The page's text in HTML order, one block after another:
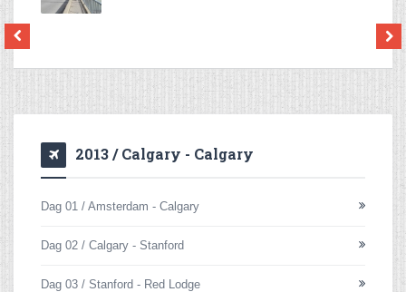
2013 / Calgary - Calgary
Dag 01 / Amsterdam - Calgary
Dag 02 / Calgary - Stanford
Dag 03 / Stanford - Red Lodge